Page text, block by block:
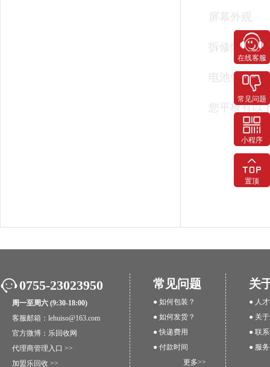
屏幕外观
拆修情况
电池健康度
您平板有以
0755-23023950
周一至周六 (9:30-18:00)
客服邮箱：lehuiso@163.com
官方微博： 乐回收网
代理商管理入口 >>
加盟乐回收 >>
常见问题
● 如何包装？
● 如何发货？
● 快递费用
● 付款时间
更多>>
关
● 人
● 关
● 联
● 服
在线客服
常见问题
小程序
置顶